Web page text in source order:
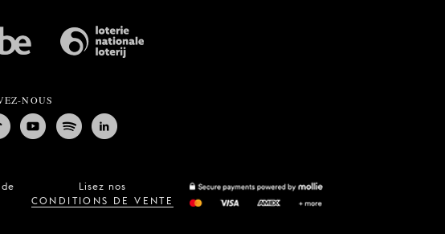
NOUS
Lisez nos
CONDITIONS DE VENTE